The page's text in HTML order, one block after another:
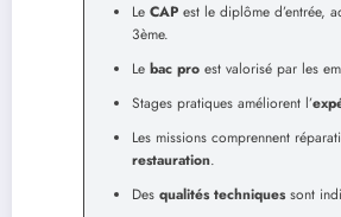
Le CAP est le diplôme d’entrée,
3ème.
Le bac pro est valorisé par les
Stages pratiques améliorent l’
Les missions comprennent
restauration.
Des qualités techniquessont